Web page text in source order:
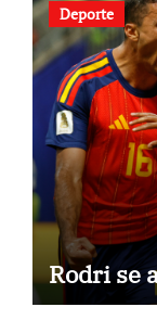
Deporte
Rodri se